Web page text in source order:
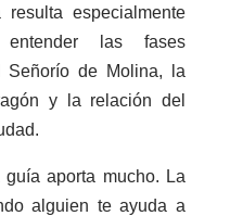
especialmente
las fases
Señorío de Molina, la
y la relación del
aporta mucho. La
alguien te ayuda a